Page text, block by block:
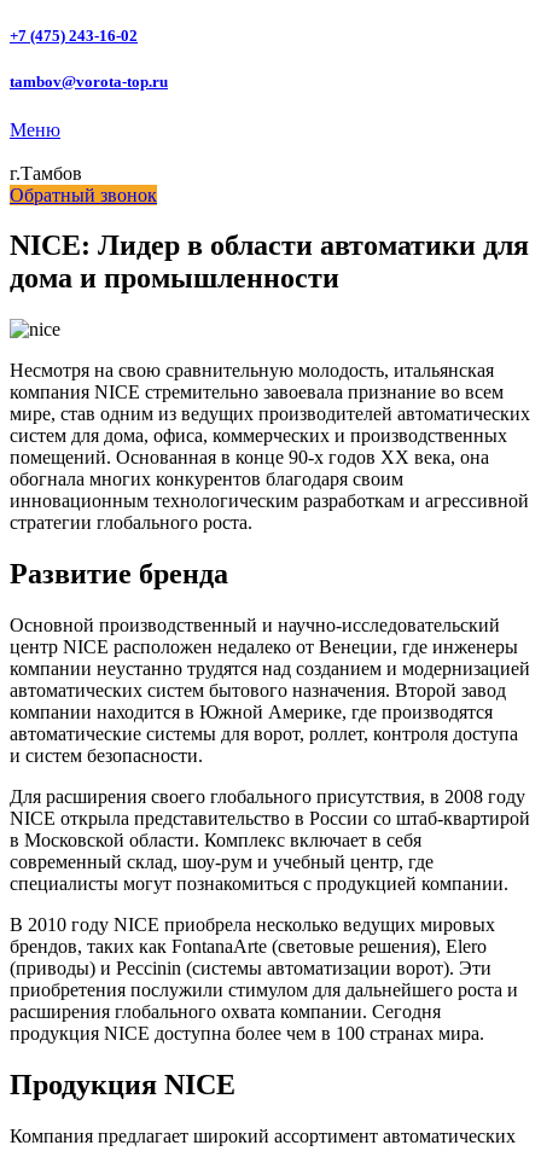
+7 (475) 243-16-02
tambov@vorota-top.ru
Меню
г.Тамбов
Обратный звонок
NICE: Лидер в области автоматики для
дома и промышленности
Несмотря на свою сравнительную молодость, итальянская
компания NICE стремительно завоевала признание во всем
мире, став одним из ведущих производителей автоматических
систем для дома, офиса, коммерческих и производственных
помещений. Основанная в конце 90-х годов XX века, она
обогнала многих конкурентов благодаря своим
инновационным технологическим разработкам и агрессивной
стратегии глобального роста.
Развитие бренда
Основной производственный и научно-исследовательский
центр NICE расположен недалеко от Венеции, где инженеры
компании неустанно трудятся над созданием и модернизацией
автоматических систем бытового назначения. Второй завод
компании находится в Южной Америке, где производятся
автоматические системы для ворот, роллет, контроля доступа
и систем безопасности.
Для расширения своего глобального присутствия, в 2008 году
NICE открыла представительство в России со штаб-квартирой
в Московской области. Комплекс включает в себя
современный склад, шоу-рум и учебный центр, где
специалисты могут познакомиться с продукцией компании.
В 2010 году NICE приобрела несколько ведущих мировых
брендов, таких как FontanaArte (световые решения), Elero
(приводы) и Peccinin (системы автоматизации ворот). Эти
приобретения послужили стимулом для дальнейшего роста и
расширения глобального охвата компании. Сегодня
продукция NICE доступна более чем в 100 странах мира.
Продукция NICE
Компания предлагает широкий ассортимент автоматических